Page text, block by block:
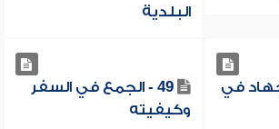
البلدية
في
49 - الجمع في السفر
وكيفيته